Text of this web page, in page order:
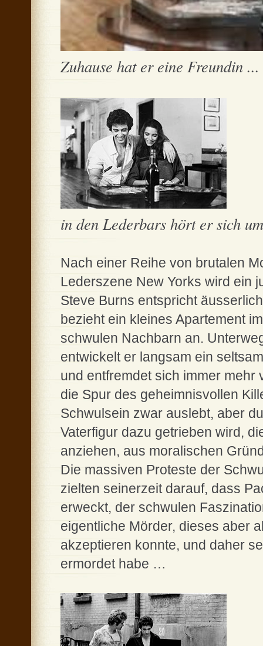
Zuhause hat er eine Freundin ...
in den Lederbars hört er sich
Nach einer Reihe von brutalen
Lederszene New Yorks wird ein
Steve Burns entspricht
bezieht ein kleines Apartement
schwulen Nachbarn an.
entwickelt er langsam ein
und entfremdet sich immer
die Spur des geheimnisvollen
Schwulsein zwar auslebt, aber
Vaterfigur dazu getrieben wird,
anziehen, aus moralischen
Die massiven Proteste der
zielten seinerzeit darauf, dass
erweckt, der schwulen
eigentliche Mörder, dieses aber
akzeptieren konnte, und daher
ermordet habe …